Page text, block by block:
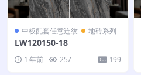
中板配套任意连纹 地砖系列
LW120150-18
1 年前 257 199